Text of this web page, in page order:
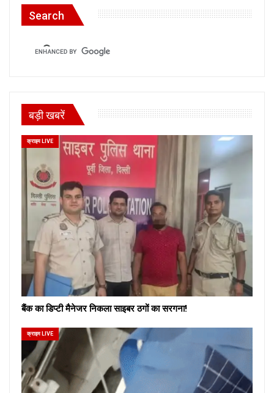
Search
बड़ी खबरें
क्राइम LIVE
बैंक का डिप्टी मैनेजर निकला साइबर ठगों का सरगना!
क्राइम LIVE